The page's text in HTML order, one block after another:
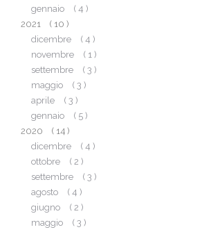
gennaio
( 4 )
2021
( 10 )
dicembre
( 4 )
novembre
( 1 )
settembre
( 3 )
maggio
( 3 )
aprile
( 3 )
gennaio
( 5 )
2020
( 14 )
dicembre
( 4 )
ottobre
( 2 )
settembre
( 3 )
agosto
( 4 )
giugno
( 2 )
maggio
( 3 )